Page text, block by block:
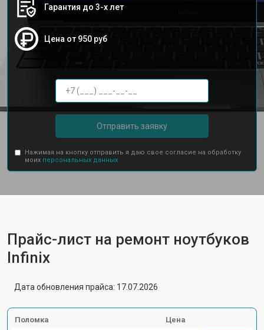
Гарантия до 3-х лет
Цена от 950 руб
Отправить заявку
Нажимая на кнопку отправить я даю свое согласие на обработку
моих персональных данных.
Прайс-лист на ремонт ноутбуков
Infinix
Дата обновления прайса: 17.07.2026
Поломка Цена